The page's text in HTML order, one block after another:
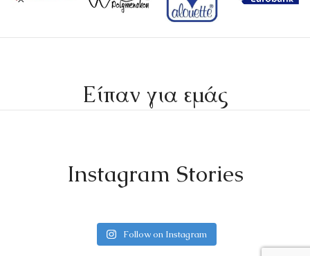
Είπαν για εμάς
Instagram Stories
Follow on Instagram